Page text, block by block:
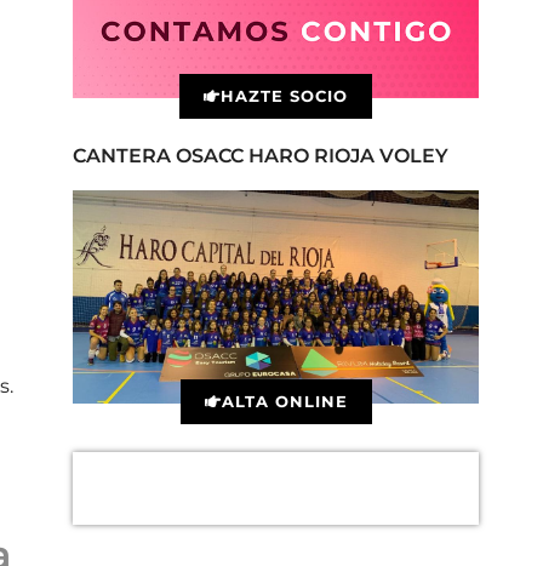
HAZTE SOCIO
CANTERA OSACC HARO RIOJA VOLEY
ALTA ONLINE